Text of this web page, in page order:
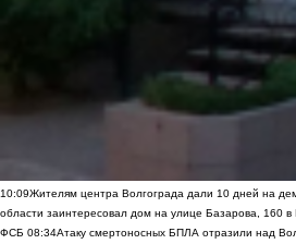
10:09Жителям центра Волгограда дали 10 дней на
области заинтересовал дом на улице Базарова, 160
ФСБ 08:34Атаку смертоносных БПЛА отразили над